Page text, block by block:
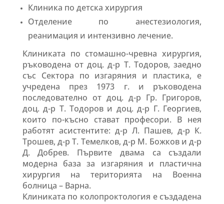
Клиника по детска хирургия
Отделение по анестезиология,
реанимация и интензивно лечение.
Клиниката по стомашно-чревна хирургия,
ръководена от доц. д-р Т. Тодоров, заедно
със Сектора по изгаряния и пластика, е
учредена през 1973 г. и ръководена
последователно от доц. д-р Гр. Григоров,
доц. д-р Т. Тодоров и доц. д-р Г. Георгиев,
които по-късно стават професори. В нея
работят асистентите: д-р Л. Пашев, д-р К.
Трошев, д-р Т. Темелков, д-р М. Божков и д-р
Д. Добрев. Първите двама са създали
модерна база за изгаряния и пластична
хирургия на територията на Военна
болница – Варна.
Клиниката по колопроктология е създадена